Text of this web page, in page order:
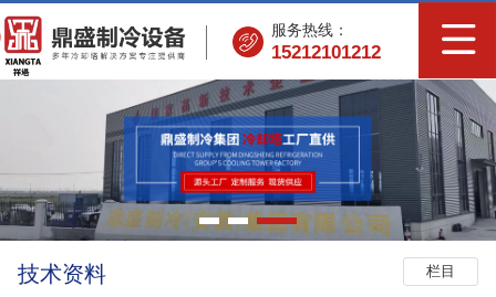
服务热线：
15212101212
栏目
技术资料